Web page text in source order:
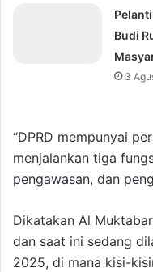
Budi
3
“DPRD mempunyai
menjalankan tiga
pengawasan, dan
Dikatakan Al
dan saat ini sedang
2025, di mana kisi-